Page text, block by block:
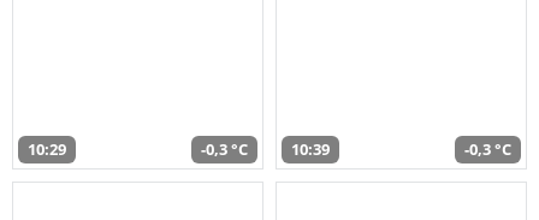
10:29 -0,3 °C 10:39 -0,3 °C